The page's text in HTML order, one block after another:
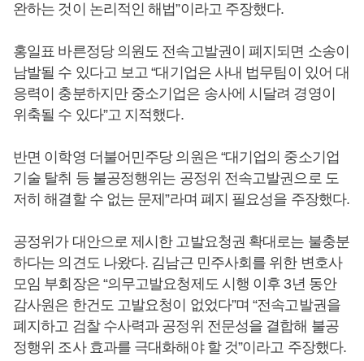
완하는 것이 논리적인 해법”이라고 주장했다.
홍일표 바른정당 의원도 전속고발권이 폐지되면 소송이
남발될 수 있다고 보고 “대기업은 사내 법무팀이 있어 대
응력이 충분하지만 중소기업은 송사에 시달려 경영이
위축될 수 있다”고 지적했다.
반면 이학영 더불어민주당 의원은 “대기업의 중소기업
기술 탈취 등 불공정행위는 공정위 전속고발권으로 도
저히 해결할 수 없는 문제”라며 폐지 필요성을 주장했다.
공정위가 대안으로 제시한 고발요청권 확대로는 불충분
하다는 의견도 나왔다. 김남근 민주사회를 위한 변호사
모임 부회장은 “의무고발요청제도 시행 이후 3년 동안
감사원은 한건도 고발요청이 없었다”며 “전속고발권을
폐지하고 검찰 수사력과 공정위 전문성을 결합해 불공
정행위 조사 효과를 극대화해야 할 것”이라고 주장했다.